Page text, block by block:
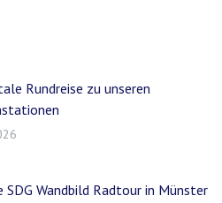
Rundreise zu unseren
SDG Wandbild Radtour in Münster